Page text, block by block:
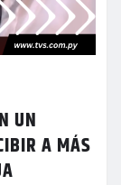
UN
A MÁS